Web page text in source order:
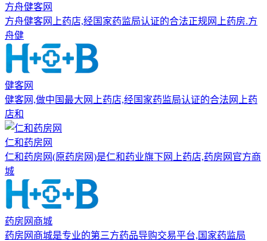
方舟健客网
方舟健客网上药店,经国家药监局认证的合法正规网上药房.方
舟健
健客网
健客网,做中国最大网上药店,经国家药监局认证的合法网上药
店和
仁和药房网
仁和药房网(原药房网)是仁和药业旗下网上药店,药房网官方商
城
药房网商城
药房网商城是专业的第三方药品导购交易平台,国家药监局